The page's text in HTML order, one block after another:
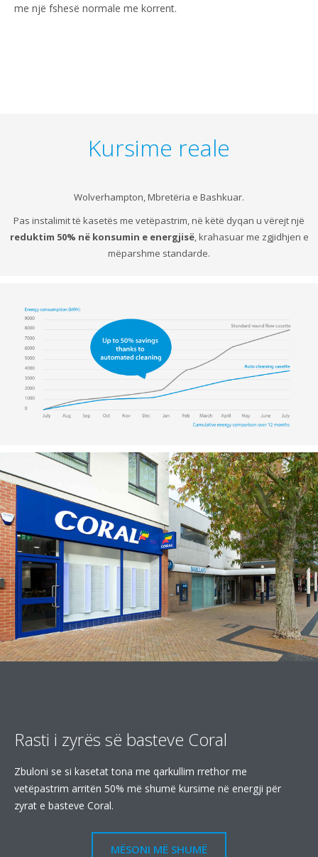
me një fshesë normale me korrent.
Kursime reale
Wolverhampton, Mbretëria e Bashkuar.
Pas instalimit të kasetës me vetëpastrim, në këtë dyqan u vërejt një
reduktim 50% në konsumin e energjisë, krahasuar me zgjidhjen e
mëparshme standarde.
Rasti i zyrës së basteve Coral
Zbuloni se si kasetat tona me qarkullim rrethor me
vetëpastrim arritën 50% më shumë kursime në energji për
zyrat e basteve Coral.
MËSONI MË SHUMË